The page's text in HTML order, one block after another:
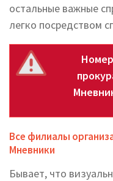
остальные важные
легко посредством
Все филиалы
Мневники
Бывает, что